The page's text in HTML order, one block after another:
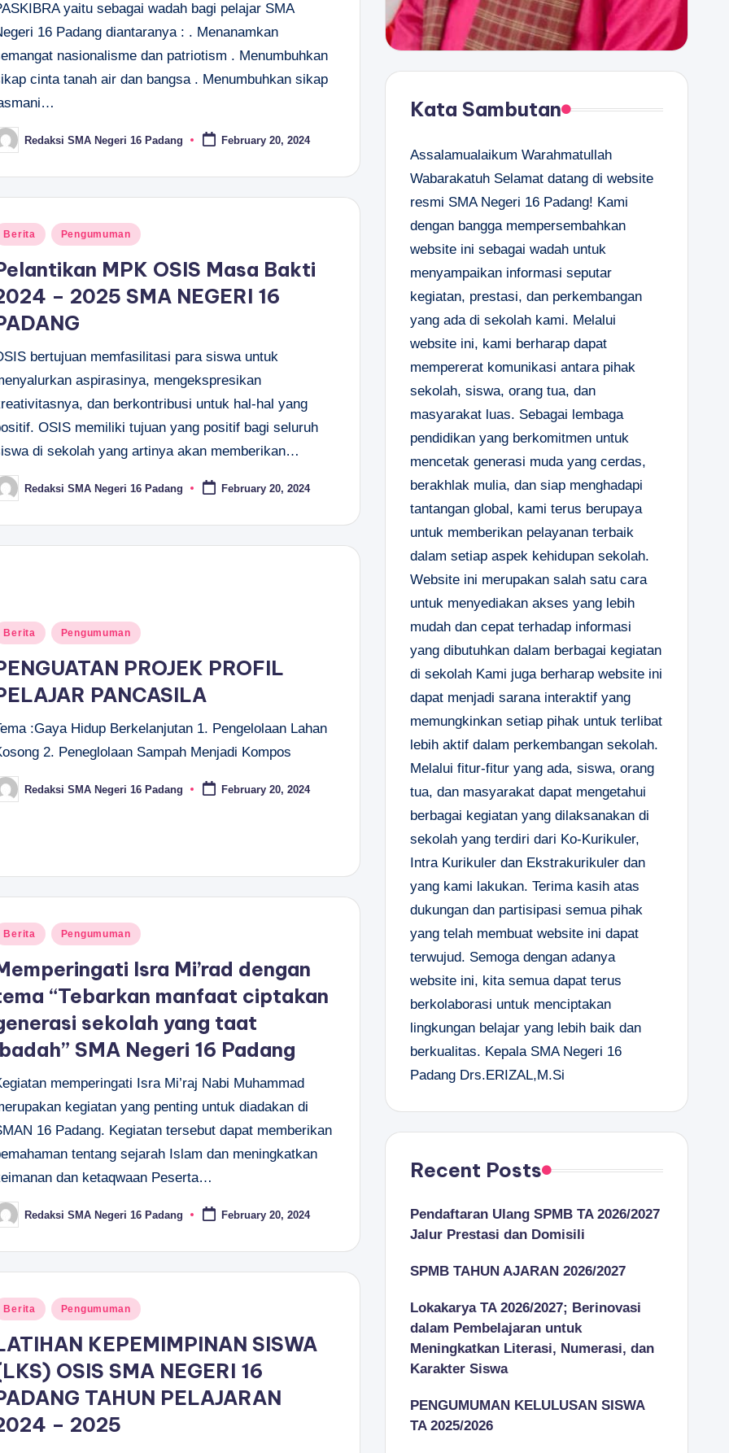
yaitu sebagai wadah bagi pelajar SMA
16 Padang diantaranya : . Menanamkan
nasionalisme dan patriotism . Menumbuhkan
cinta tanah air dan bangsa . Menumbuhkan sikap
Redaksi SMA Negeri 16 Padang February 20, 2024
Berita Pengumuman
MPK OSIS Masa Bakti
– 2025 SMA NEGERI 16
bertujuan memfasilitasi para siswa untuk
aspirasinya, mengekspresikan
dan berkontribusi untuk hal-hal yang
OSIS memiliki tujuan yang positif bagi seluruh
di sekolah yang artinya akan memberikan…
Redaksi SMA Negeri 16 Padang February 20, 2024
Berita Pengumuman
PROJEK PROFIL
PANCASILA
:Gaya Hidup Berkelanjutan 1. Pengelolaan Lahan
2. Peneglolaan Sampah Menjadi Kompos
Redaksi SMA Negeri 16 Padang February 20, 2024
Berita Pengumuman
Isra Mi’rad dengan
“Tebarkan manfaat ciptakan
sekolah yang taat
SMA Negeri 16 Padang
memperingati Isra Mi’raj Nabi Muhammad
kegiatan yang penting untuk diadakan di
16 Padang. Kegiatan tersebut dapat memberikan
tentang sejarah Islam dan meningkatkan
dan ketaqwaan Peserta…
Redaksi SMA Negeri 16 Padang February 20, 2024
Berita Pengumuman
KEPEMIMPINAN SISWA
OSIS SMA NEGERI 16
TAHUN PELAJARAN
– 2025
Kata Sambutan
Assalamualaikum Warahmatullah
Wabarakatuh Selamat datang di website
resmi SMA Negeri 16 Padang! Kami
dengan bangga mempersembahkan
website ini sebagai wadah untuk
menyampaikan informasi seputar
kegiatan, prestasi, dan perkembangan
yang ada di sekolah kami. Melalui
website ini, kami berharap dapat
mempererat komunikasi antara pihak
sekolah, siswa, orang tua, dan
masyarakat luas. Sebagai lembaga
pendidikan yang berkomitmen untuk
mencetak generasi muda yang cerdas,
berakhlak mulia, dan siap menghadapi
tantangan global, kami terus berupaya
untuk memberikan pelayanan terbaik
dalam setiap aspek kehidupan sekolah.
Website ini merupakan salah satu cara
untuk menyediakan akses yang lebih
mudah dan cepat terhadap informasi
yang dibutuhkan dalam berbagai kegiatan
di sekolah Kami juga berharap website ini
dapat menjadi sarana interaktif yang
memungkinkan setiap pihak untuk terlibat
lebih aktif dalam perkembangan sekolah.
Melalui fitur-fitur yang ada, siswa, orang
tua, dan masyarakat dapat mengetahui
berbagai kegiatan yang dilaksanakan di
sekolah yang terdiri dari Ko-Kurikuler,
Intra Kurikuler dan Ekstrakurikuler dan
yang kami lakukan. Terima kasih atas
dukungan dan partisipasi semua pihak
yang telah membuat website ini dapat
terwujud. Semoga dengan adanya
website ini, kita semua dapat terus
berkolaborasi untuk menciptakan
lingkungan belajar yang lebih baik dan
berkualitas. Kepala SMA Negeri 16
PadangDrs.ERIZAL,M.Si
Recent Posts
Pendaftaran Ulang SPMB TA 2026/2027
Jalur Prestasi dan Domisili
SPMB TAHUN AJARAN 2026/2027
Lokakarya TA 2026/2027; Berinovasi
dalam Pembelajaran untuk
Meningkatkan Literasi, Numerasi, dan
Karakter Siswa
PENGUMUMAN KELULUSAN SISWA
TA 2025/2026